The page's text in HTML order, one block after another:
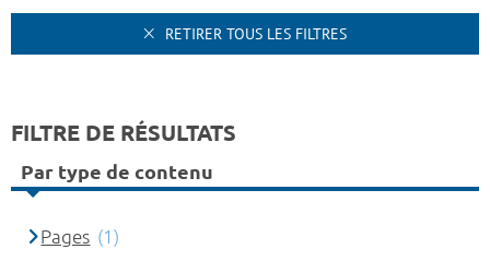
RETIRER TOUS LES FILTRES
FILTRE DE RÉSULTATS
Par type de contenu
Pages (1)